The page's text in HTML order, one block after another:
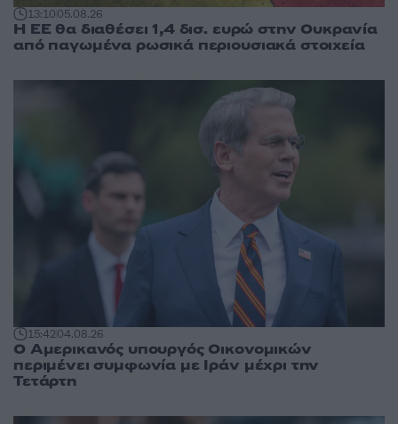
13:1005.08.26
Η ΕΕ θα διαθέσει 1,4 δισ. ευρώ στην Ουκρανία
από παγωμένα ρωσικά περιουσιακά στοιχεία
15:4204.08.26
Ο Αμερικανός υπουργός Οικονομικών
περιμένει συμφωνία με Ιράν μέχρι την
Τετάρτη